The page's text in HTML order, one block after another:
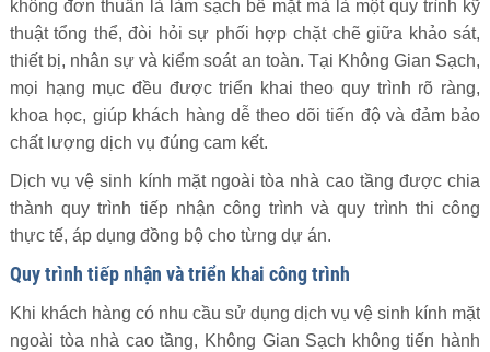
không đơn thuần là làm sạch bề mặt mà là một quy trình kỹ
thuật tổng thể, đòi hỏi sự phối hợp chặt chẽ giữa khảo sát,
thiết bị, nhân sự và kiểm soát an toàn. Tại Không Gian Sạch,
mọi hạng mục đều được triển khai theo quy trình rõ ràng,
khoa học, giúp khách hàng dễ theo dõi tiến độ và đảm bảo
chất lượng dịch vụ đúng cam kết.
Dịch vụ vệ sinh kính mặt ngoài tòa nhà cao tầng được chia
thành quy trình tiếp nhận công trình và quy trình thi công
thực tế, áp dụng đồng bộ cho từng dự án.
Quy trình tiếp nhận và triển khai công trình
Khi khách hàng có nhu cầu sử dụng dịch vụ vệ sinh kính mặt
ngoài tòa nhà cao tầng, Không Gian Sạch không tiến hành